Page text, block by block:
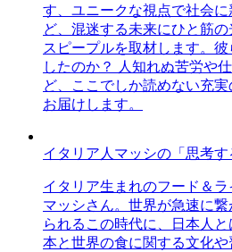
す、ユニークな視点で社会
ど、混迷する未来にひと筋
スピープルを取材します。
したのか？ 人知れぬ苦労や
ど、ここでしか読めない充
お届けします。
イタリア人マッシの「思考す
イタリア生まれのフード＆ラ
マッシさん。世界が急速に
られるこの時代に、日本人
本と世界の食に関する文化